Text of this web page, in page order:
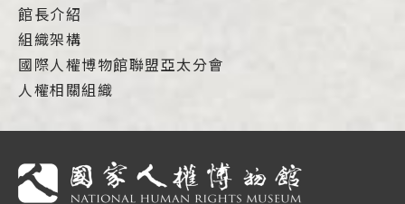
館長介紹
組織架構
國際人權博物館聯盟亞太分會
人權相關組織